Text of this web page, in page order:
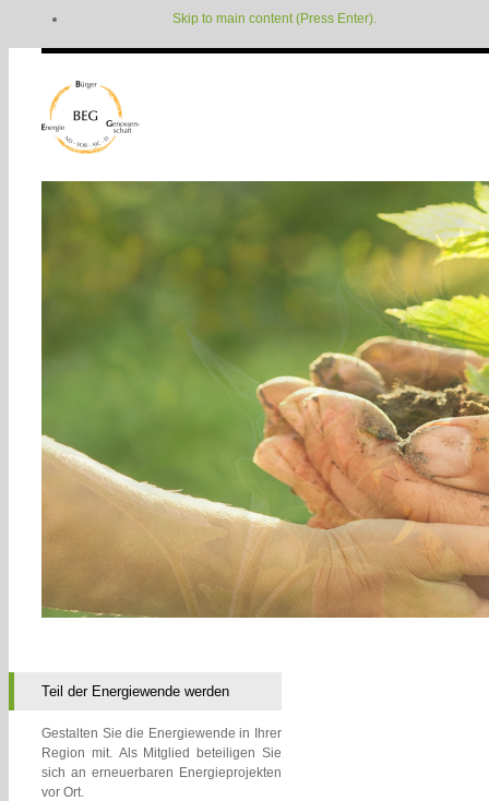
Skip to main content (Press Enter).
Teil der Energiewende werden
Gestalten Sie die Energiewende in Ihrer
Region mit. Als Mitglied beteiligen Sie
sich an erneuerbaren Energieprojekten
vor Ort.